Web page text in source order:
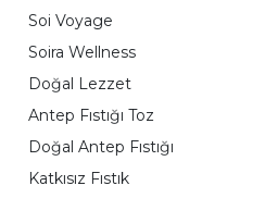
Soi Voyage
Soira Wellness
Doğal Lezzet
Antep Fıstığı Toz
Doğal Antep Fıstığı
Katkısız Fıstık